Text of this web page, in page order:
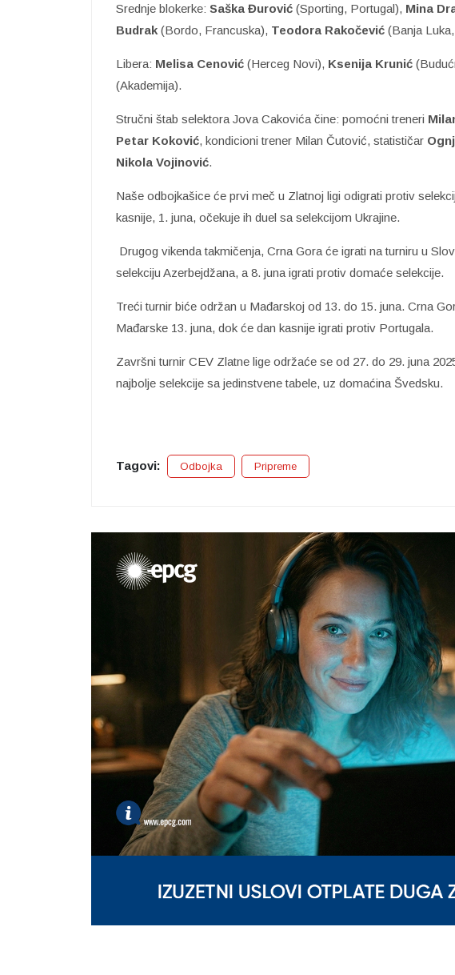
Srednje blokerke: Saška Đurović (Sporting, Portugal), Mina
Budrak (Bordo, Francuska), Teodora Rakočević (Banja
Libera: Melisa Cenović (Herceg Novi), Ksenija Krunić
(Akademija).
Stručni štab selektora Jova Cakovića čine: pomoćni treneri
Petar Koković, kondicioni trener Milan Čutović, statističar
Nikola Vojinović.
Naše odbojkašice će prvi meč u Zlatnoj ligi odigrati protiv
kasnije, 1. juna, očekuje ih duel sa selekcijom Ukrajine.
Drugog vikenda takmičenja, Crna Gora će igrati na turniru u
selekciju Azerbejdžana, a 8. juna igrati protiv domaće selekcije.
Treći turnir biće održan u Mađarskoj od 13. do 15. juna. Crna
Mađarske 13. juna, dok će dan kasnije igrati protiv Portugala.
Završni turnir CEV Zlatne lige održaće se od 27. do 29. juna
najbolje selekcije sa jedinstvene tabele, uz domaćina Švedsku.
Tagovi: Odbojka Pripreme